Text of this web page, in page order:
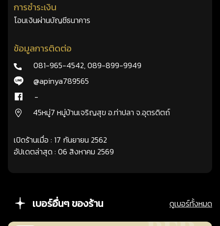
การชำระเงิน
โอนเงินผ่านบัญชีธนาคาร
ข้อมูลการติดต่อ
081-965-4542,089-899-9949
@apinya789565
-
45หมู่7 หมู่บ้านเจริญสุข อ.ท่าปลา จ.อุตรดิตถ์
เปิดร้านเมื่อ : 17 กันยายน 2562
อัปเดตล่าสุด : 06 สิงหาคม 2569
เบอร์อื่นๆ ของร้าน ดูเบอร์ทั้งหมด